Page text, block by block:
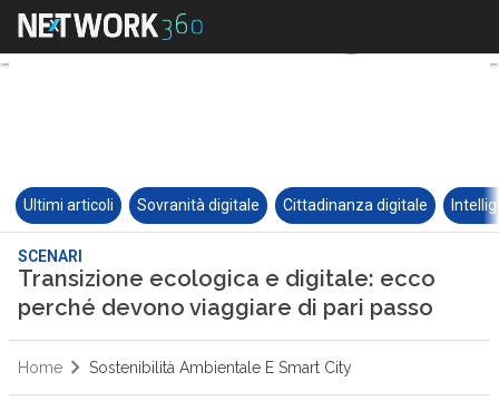
Ultimi articoli Sovranità digitale Cittadinanza digitale
SCENARI
Transizione ecologica e digitale: ecco
perché devono viaggiare di pari passo
Home Sostenibilità Ambientale E Smart City